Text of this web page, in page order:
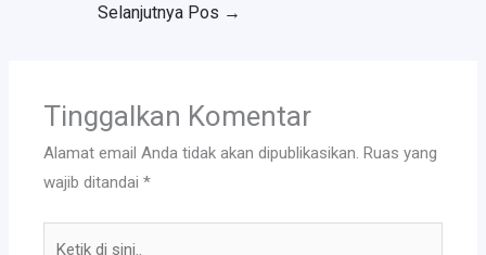
Selanjutnya Pos →
Tinggalkan Komentar
Alamat email Anda tidak akan dipublikasikan. Ruas yang
wajib ditandai*